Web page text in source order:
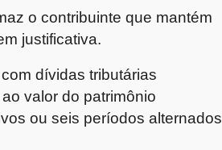
o contribuinte que mantém
justificativa.
dívidas tributárias
valor do patrimônio
ou seis períodos alternados